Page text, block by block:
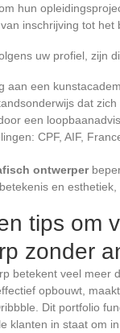
hun
inschrijving tot het
uw profiel, zijn
aan een
dat
een
CPF, AIF,
ontwerper
en
tips om
zonder
betekent veel meer
opbouwt,
Dit portfolio
klanten in staat om